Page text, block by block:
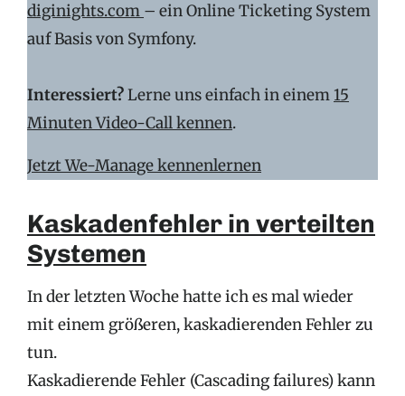
diginights.com – ein Online Ticketing System
auf Basis von Symfony.
Interessiert?Lerne uns einfach in einem 15
Minuten Video-Call kennen.
Jetzt We-Manage kennenlernen
Kaskadenfehler in verteilten
Systemen
In der letzten Woche hatte ich es mal wieder
mit einem größeren, kaskadierenden Fehler zu
tun.
Kaskadierende Fehler (Cascading failures) kann